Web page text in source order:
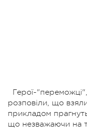
Герої-"переможці",
розповіли, що
прикладом
що незважаючи на